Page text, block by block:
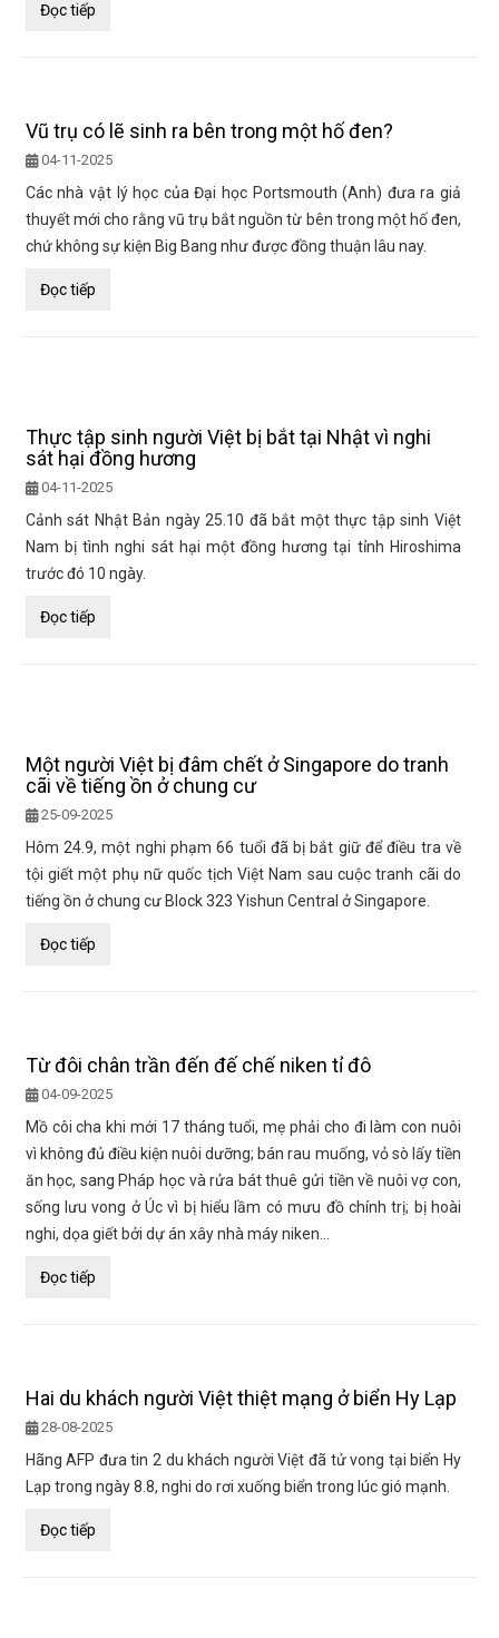
Đọc tiếp
Vũ trụ có lẽ sinh ra bên trong một hố đen?
04-11-2025
Các nhà vật lý học của Đại học Portsmouth (Anh) đưa ra giả
thuyết mới cho rằng vũ trụ bắt nguồn từ bên trong một hố đen,
chứ không sự kiện Big Bang như được đồng thuận lâu nay.
Đọc tiếp
Thực tập sinh người Việt bị bắt tại Nhật vì nghi
sát hại đồng hương
04-11-2025
Cảnh sát Nhật Bản ngày 25.10 đã bắt một thực tập sinh Việt
Nam bị tình nghi sát hại một đồng hương tại tỉnh Hiroshima
trước đó 10 ngày.
Đọc tiếp
Một người Việt bị đâm chết ở Singapore do tranh
cãi về tiếng ồn ở chung cư
25-09-2025
Hôm 24.9, một nghi phạm 66 tuổi đã bị bắt giữ để điều tra về
tội giết một phụ nữ quốc tịch Việt Nam sau cuộc tranh cãi do
tiếng ồn ở chung cư Block 323 Yishun Central ở Singapore.
Đọc tiếp
Từ đôi chân trần đến đế chế niken tỉ đô
04-09-2025
Mồ côi cha khi mới 17 tháng tuổi, mẹ phải cho đi làm con nuôi
vì không đủ điều kiện nuôi dưỡng; bán rau muống, vỏ sò lấy tiền
ăn học, sang Pháp học và rửa bát thuê gửi tiền về nuôi vợ con,
sống lưu vong ở Úc vì bị hiểu lầm có mưu đồ chính trị; bị hoài
nghi, dọa giết bởi dự án xây nhà máy niken…
Đọc tiếp
Hai du khách người Việt thiệt mạng ở biển Hy Lạp
28-08-2025
Hãng AFP đưa tin 2 du khách người Việt đã tử vong tại biển Hy
Lạp trong ngày 8.8, nghi do rơi xuống biển trong lúc gió mạnh.
Đọc tiếp